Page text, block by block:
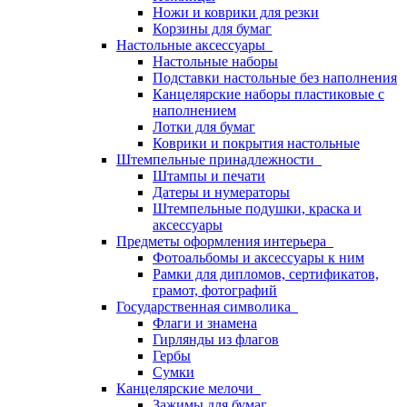
Ножи и коврики для резки
Корзины для бумаг
Настольные аксессуары
Настольные наборы
Подставки настольные без наполнения
Канцелярские наборы пластиковые с
наполнением
Лотки для бумаг
Коврики и покрытия настольные
Штемпельные принадлежности
Штампы и печати
Датеры и нумераторы
Штемпельные подушки, краска и
аксессуары
Предметы оформления интерьера
Фотоальбомы и аксессуары к ним
Рамки для дипломов, сертификатов,
грамот, фотографий
Государственная символика
Флаги и знамена
Гирлянды из флагов
Гербы
Сумки
Канцелярские мелочи